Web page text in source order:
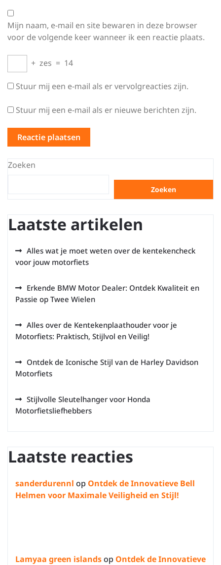
Mijn naam, e-mail en site bewaren in deze browser
voor de volgende keer wanneer ik een reactie plaats.
+ zes = 14
Stuur mij een e-mail als er vervolgreacties zijn.
Stuur mij een e-mail als er nieuwe berichten zijn.
Zoeken
Zoeken
Laatste artikelen
Alles wat je moet weten over de kentekencheck
voor jouw motorfiets
Erkende BMW Motor Dealer: Ontdek Kwaliteit en
Passie op Twee Wielen
Alles over de Kentekenplaathouder voor je
Motorfiets: Praktisch, Stijlvol en Veilig!
Ontdek de Iconische Stijl van de Harley Davidson
Motorfiets
Stijlvolle Sleutelhanger voor Honda
Motorfietsliefhebbers
Laatste reacties
sanderdurennl op Ontdek de Innovatieve Bell
Helmen voor Maximale Veiligheid en Stijl!
Lamyaa green islandsop Ontdek de Innovatieve